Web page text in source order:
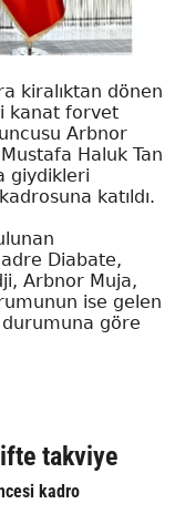
kiralıktan dönen
kanat forvet
Arbnor
Haluk Tan
giydikleri
katıldı.
Diabate,
Arbnor Muja,
ise gelen
göre
takviye
kadro